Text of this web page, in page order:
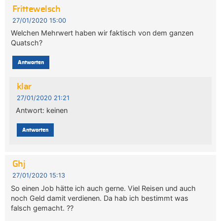
Frittewelsch
27/01/2020 15:00
Welchen Mehrwert haben wir faktisch von dem ganzen
Quatsch?
Antworten
klar
27/01/2020 21:21
Antwort: keinen
Antworten
Ghj
27/01/2020 15:13
So einen Job hätte ich auch gerne. Viel Reisen und auch
noch Geld damit verdienen. Da hab ich bestimmt was
falsch gemacht. ??